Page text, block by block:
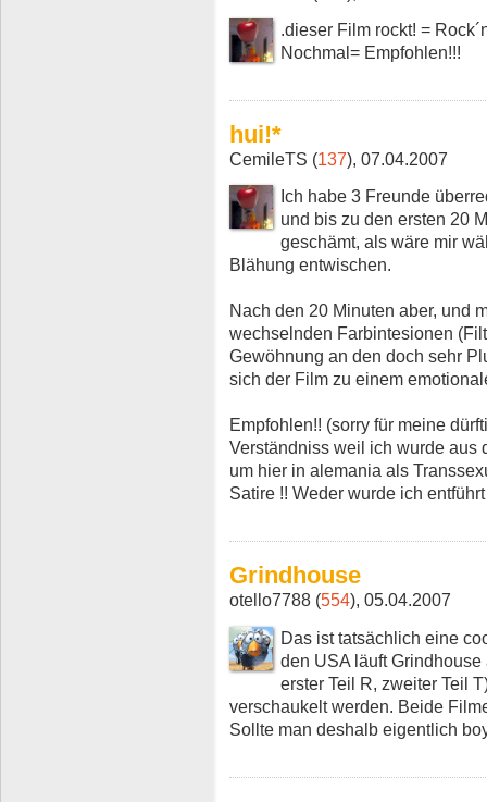
.dieser Film rockt! =
Nochmal= Empfohlen!!!
hui!*
CemileTS (137), 07.04.2007
Ich habe 3 Freunde
und bis zu den ersten 20
geschämt, als wäre mir
Blähung entwischen.
Nach den 20 Minuten aber, und
wechselnden Farbintesionen
Gewöhnung an den doch sehr
sich der Film zu einem
Empfohlen!! (sorry für meine
Verständniss weil ich wurde aus
um hier in alemania als
Satire !! Weder wurde ich
Grindhouse
otello7788 (554), 05.04.2007
Das ist tatsächlich eine
den USA läuft
erster Teil R, zweiter Teil
verschaukelt werden. Beide
Sollte man deshalb eigentlich